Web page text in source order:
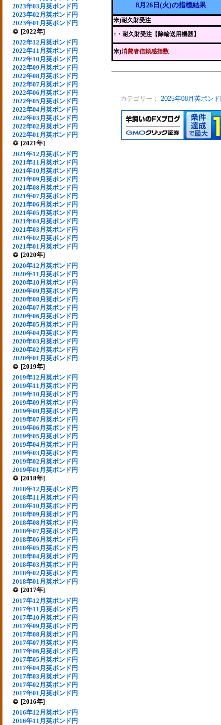
2023年03月英ポンド円
2023年02月英ポンド円
2023年01月英ポンド円
[2022年]
2022年12月英ポンド円
2022年11月英ポンド円
2022年10月英ポンド円
2022年09月英ポンド円
2022年08月英ポンド円
2022年07月英ポンド円
2022年06月英ポンド円
2022年05月英ポンド円
2022年04月英ポンド円
2022年03月英ポンド円
2022年02月英ポンド円
2022年01月英ポンド円
[2021年]
2021年12月英ポンド円
2021年11月英ポンド円
2021年10月英ポンド円
2021年09月英ポンド円
2021年08月英ポンド円
2021年07月英ポンド円
2021年06月英ポンド円
2021年05月英ポンド円
2021年04月英ポンド円
2021年03月英ポンド円
2021年02月英ポンド円
2021年01月英ポンド円
[2020年]
2020年12月英ポンド円
2020年11月英ポンド円
2020年10月英ポンド円
2020年09月英ポンド円
2020年08月英ポンド円
2020年07月英ポンド円
2020年06月英ポンド円
2020年05月英ポンド円
2020年04月英ポンド円
2020年03月英ポンド円
2020年02月英ポンド円
2020年01月英ポンド円
[2019年]
2019年12月英ポンド円
2019年11月英ポンド円
2019年10月英ポンド円
2019年09月英ポンド円
2019年08月英ポンド円
2019年07月英ポンド円
2019年06月英ポンド円
2019年05月英ポンド円
2019年04月英ポンド円
2019年03月英ポンド円
2019年02月英ポンド円
2019年01月英ポンド円
[2018年]
2018年12月英ポンド円
2018年11月英ポンド円
2018年10月英ポンド円
2018年09月英ポンド円
2018年08月英ポンド円
2018年07月英ポンド円
2018年06月英ポンド円
2018年05月英ポンド円
2018年04月英ポンド円
2018年03月英ポンド円
2018年02月英ポンド円
2018年01月英ポンド円
[2017年]
2017年12月英ポンド円
2017年11月英ポンド円
2017年10月英ポンド円
2017年09月英ポンド円
2017年08月英ポンド円
2017年07月英ポンド円
2017年06月英ポンド円
2017年05月英ポンド円
2017年04月英ポンド円
2017年03月英ポンド円
2017年02月英ポンド円
2017年01月英ポンド円
[2016年]
2016年12月英ポンド円
2016年11月英ポンド円
8月26日(火)の指標結果
米)耐久財受注
↑ ・耐久財受注【除輸送用機器】
米)消費者信頼感指数
カテゴリー： 2025年08月英ポン